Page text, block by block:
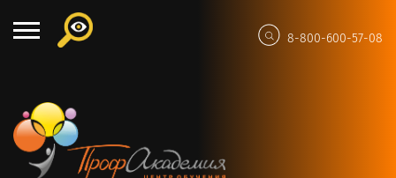
8-800-600-57-08